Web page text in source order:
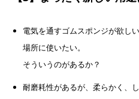
電気を通すゴムスポンジが欲し
場所に使いたい。
そういうのがあるか？
耐磨耗性があるが、柔らかく、